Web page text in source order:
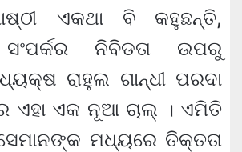
ଏକଥା ବି କହୁଛନ୍ତି,
ନିବିଡତା ଉପରୁ
ରାହୁଲ ଗାନ୍ଧୀ ପରଦା
ଏହା ଏକ ନୂଆ ଚାଲ୍‍ । ଏମିତି
ମଧ୍ୟରେ ତିକ୍ତତା